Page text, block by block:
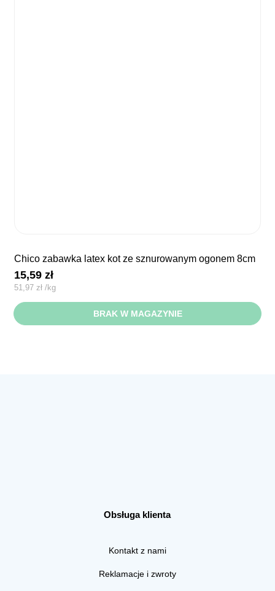
chico zabawka latex kot ze sznurowanym ogonem 8cm
15,59zł
51,97zł /kg
BRAK W MAGAZYNIE
Obsługa klienta
Kontakt z nami
Reklamacje i zwroty